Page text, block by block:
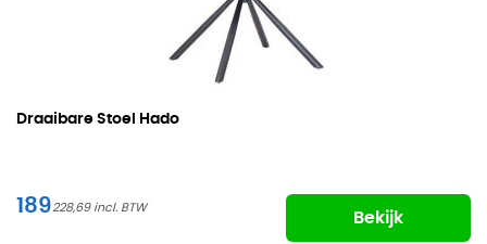
Draaibare Stoel Hado
189228,69
Bekijk